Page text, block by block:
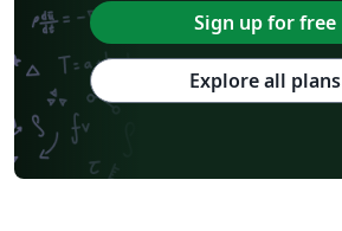
Sign up for free
Explore all plans